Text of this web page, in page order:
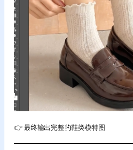
👉 最终输出完整的鞋类模特图